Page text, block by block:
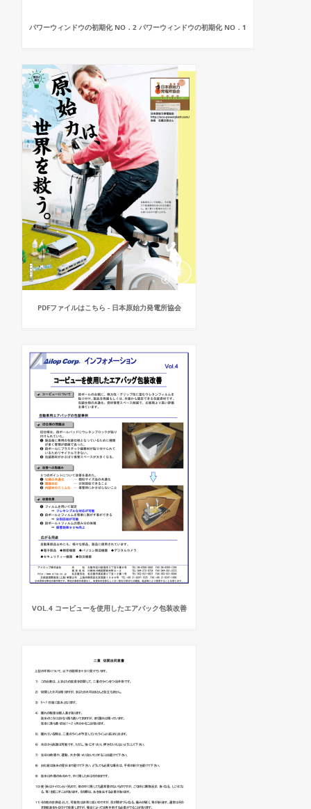
パワーウィンドウの初期化 NO．2 パワーウィンドウの初期化 NO．1
PDFファイルはこちら - 日本原始力発電所協会
VOL.4 コービューを使用したエアバック包装改善